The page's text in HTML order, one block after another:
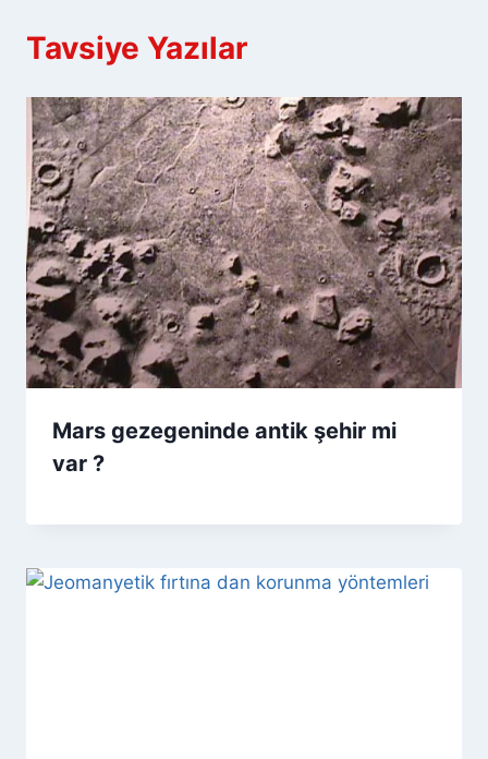
Tavsiye Yazılar
Mars gezegeninde antik şehir mi
var ?